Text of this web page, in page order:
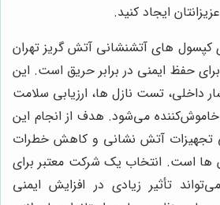
ایجاد کنید.
کپسول های آتشنشانی آتش گریز تهران
حفظ ایمنی در برابر حریق است. این
داخلی، تست نازل ها، ارزیابی سلامت
خاموش‌کننده می‌شود. هدف از انجام این
تجهیزات آتش نشانی و کاهش خطرات
ها است. انتخاب یک شرکت معتبر برای
تأثیر زیادی در افزایش ایمنی